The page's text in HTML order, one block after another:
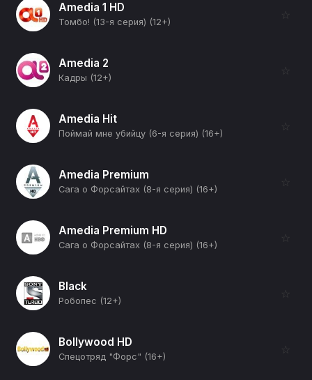
Amedia 1 HD
Томбо! (13-я серия) (12+)
☆
Amedia 2
Кадры (12+)
☆
Amedia Hit
Поймай мне убийцу (6-я серия) (16+)
☆
Amedia Premium
Сага о Форсайтах (8-я серия) (16+)
☆
Amedia Premium HD
Сага о Форсайтах (8-я серия) (16+)
☆
Black
Робопес (12+)
☆
Bollywood HD
Спецотряд "Форс" (16+)
☆